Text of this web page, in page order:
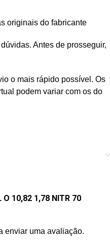
originais do fabricante
Antes de prosseguir,
o mais rápido possível. Os
podem variar com os do
10,82 1,78 NITR 70
enviar uma avaliação.